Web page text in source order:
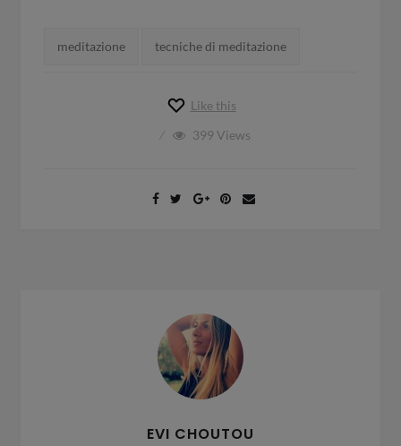
meditazione tecniche di meditazione
Like this
399 Views
EVI CHOUTOU